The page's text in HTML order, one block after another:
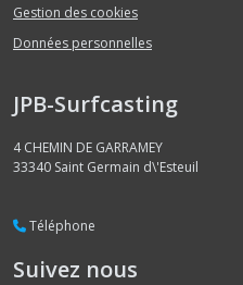
Gestion des cookies
Données personnelles
JPB-Surfcasting
4 CHEMIN DE GARRAMEY
33340 Saint Germain d\'Esteuil
Téléphone
Suivez nous